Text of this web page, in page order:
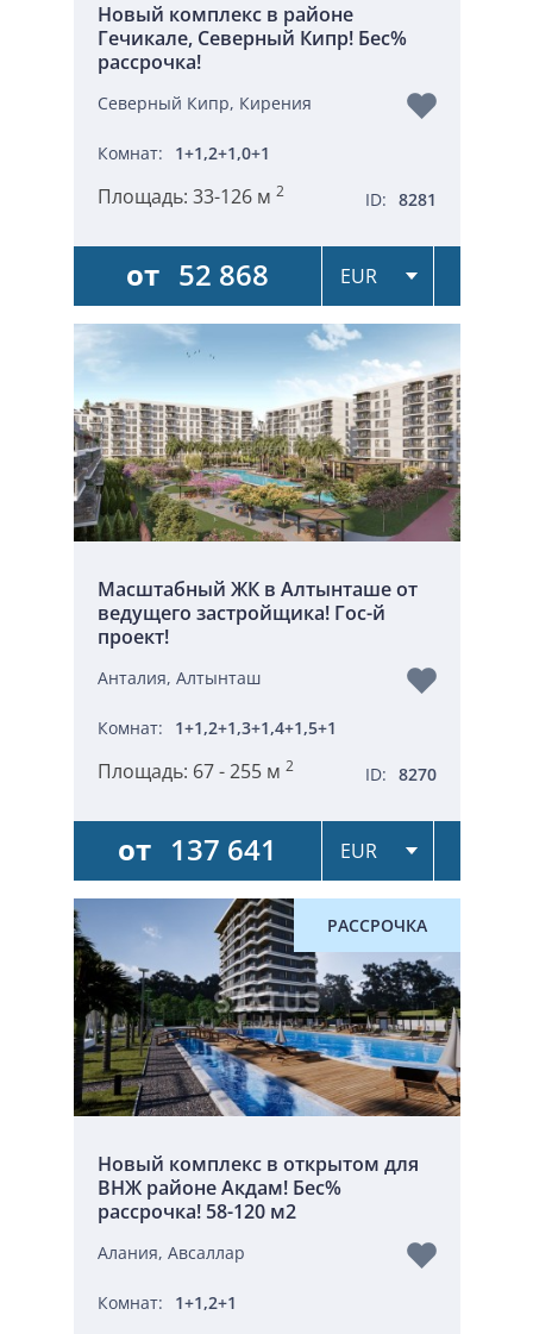
Новый комплекс в районе
Гечикале, Северный Кипр! Бес%
рассрочка!
Северный Кипр, Кирения
Комнат: 1+1,2+1,0+1
Площадь: 33-126 м 2 ID: 8281
от 52 868
Масштабный ЖК в Алтынташе от
ведущего застройщика! Гос-й
проект!
Анталия, Алтынташ
Комнат: 1+1,2+1,3+1,4+1,5+1
Площадь: 67 - 255 м 2 ID: 8270
от 137 641
РАССРОЧКА
Новый комплекс в открытом для
ВНЖ районе Акдам! Бес%
рассрочка! 58-120 м2
Алания, Авсаллар
Комнат: 1+1,2+1